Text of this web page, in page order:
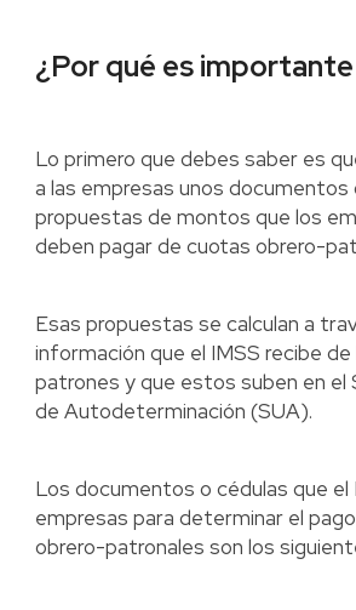
¿Por qué es importante
Lo primero que debes saber es
a las empresas unos documentos
propuestas de montos que los
deben pagar de cuotas obrero-
Esas propuestas se calculan a
información que el IMSS recibe
patrones y que estos suben en el
de Autodeterminación (SUA).
Los documentos o cédulas que el
empresas para determinar el
obrero-patronales son los